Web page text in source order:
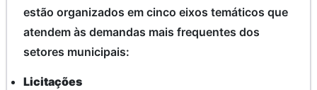
estão organizados em cinco eixos temáticos que
atendem às demandas mais frequentes dos
setores municipais:
Licitações